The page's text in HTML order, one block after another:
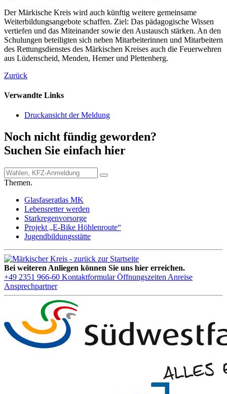
Der Märkische Kreis wird auch künftig weitere gemeinsame
Weiterbildungsangebote schaffen. Ziel: Das pädagogische Wissen
vertiefen und das Miteinander sowie den Austausch stärken. An den
Schulungen beteiligten sich neben Mitarbeiterinnen und Mitarbeitern
des Rettungsdienstes des Märkischen Kreises auch die Feuerwehren
aus Lüdenscheid, Menden, Hemer und Plettenberg.
Zurück
Verwandte Links
Druckansicht der Meldung
Noch nicht fündig geworden?
Suchen Sie einfach hier
Themen.
Glasfaseratlas MK
Lebensretter werden
Starkregenvorsorge
Projekt „E-Bike Höhlenroute“
Jugendbildungsstätte
Bei weiteren Anliegen können Sie uns hier erreichen.
+49 2351 966-60 Kontaktformular Öffnungszeiten Anreise
Ansprechpartner